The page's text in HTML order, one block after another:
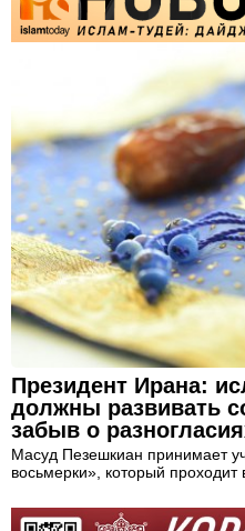
Президент Ирана:
должны развивать
забыв о
Масуд Пезешкиан принимает
восьмерки», который проходит